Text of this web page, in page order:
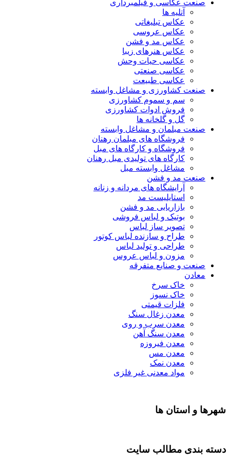
صنعت عکاسی و فیلمبرداری
آتلیه ها
عکاس تبلیغاتی
عکاس عروسی
عکاس مد و فشن
عکاس هنرهای زیبا
عکاسی حیات وحش
عکاسی صنعتی
عکاسی طبیعت
صنعت کشاورزی و مشاغل وابسته
سم و سموم کشاورزی
فروش ادوات کشاورزی
گل و گلخانه ها
صنعت مبلمان و مشاغل وابسته
فروشگاه های مبلمان رهنان
فروشگاه و کارگاه های مبل
کارگاه های تولیدی مبل رهنان
مشاغل وابسته مبل
صنعت مد و فشن
آرایشگاه های مردانه و زنانه
استایلیست مد
بازاریابی مد و فشن
بوتیک و لباس فروشی
تصویر ساز لباس
طراح و سازنده لباس کوتور
طراحی و تولید لباس
مزون و لباس عروس
صنعت و صنایع متفرقه
معادن
خاک سرخ
خاک نسوز
فلزات قیمتی
معدن زغال سنگ
معدن سرب و روی
معدن سنگ آهن
معدن فیروزه
معدن مس
معدن نمک
مواد معدنی غیر فلزی
شهرها و استان ها
دسته بندی مطالب سایت